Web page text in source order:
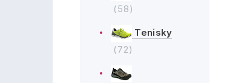
(58)
Tenisky
(72)